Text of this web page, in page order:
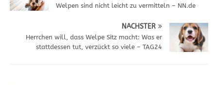
Welpen sind nicht leicht zu vermitteln – NN.de
NÄCHSTER
Herrchen will, dass Welpe Sitz macht: Was er
stattdessen tut, verzückt so viele – TAG24